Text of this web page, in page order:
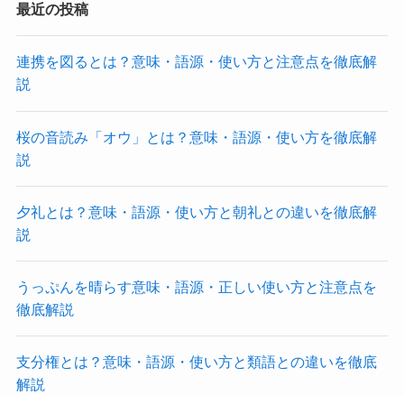
最近の投稿
連携を図るとは？意味・語源・使い方と注意点を徹底解
説
桜の音読み「オウ」とは？意味・語源・使い方を徹底解
説
夕礼とは？意味・語源・使い方と朝礼との違いを徹底解
説
うっぷんを晴らす意味・語源・正しい使い方と注意点を
徹底解説
支分権とは？意味・語源・使い方と類語との違いを徹底
解説